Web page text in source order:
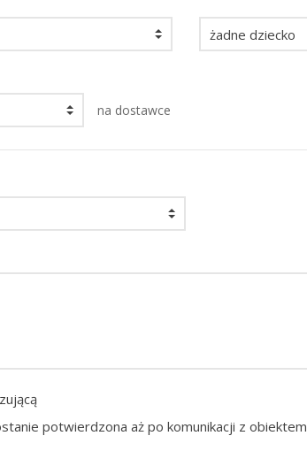
na dostawce
potwierdzona aż po komunikacji z obiektem